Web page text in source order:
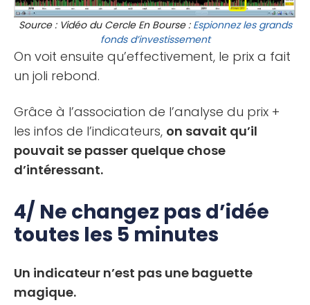
Source : Vidéo du Cercle En Bourse : Espionnez les grands
fonds d’investissement
On voit ensuite qu’effectivement, le prix a fait
un joli rebond.
Grâce à l’association de l’analyse du prix +
les infos de l’indicateurs, on savait qu’il
pouvait se passer quelque chose
d’intéressant.
4/ Ne changez pas d’idée
toutes les 5 minutes
Un indicateur n’est pas une baguette
magique.